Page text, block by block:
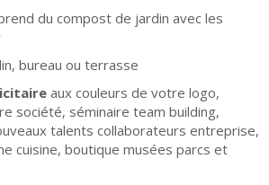
du compost de jardin avec les
bureau ou terrasse
aux couleurs de votre logo,
société, séminaire team building,
talents collaborateurs entreprise,
cuisine, boutique musées parcs et